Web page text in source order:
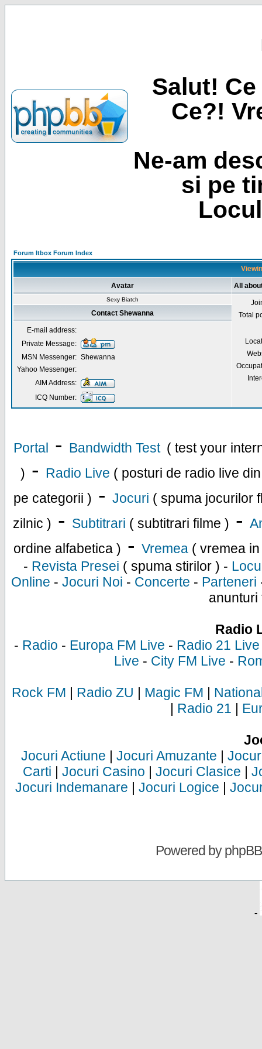
Salut!
Ce?!
Ne-am
si pe
Forum Itbox Forum Index
Avatar All
Sexy Biatch
Total
Contact Shewanna
E-mail address:
Private Message:
MSN Messenger: Shewanna
Yahoo Messenger:
AIM Address:
ICQ Number:
Portal - Bandwidth Test ( test your
) - Radio Live ( posturi de radio live
pe categorii ) - Jocuri ( spuma jocurilor
zilnic ) - Subtitrari ( subtitrari filme ) -
ordine alfabetica ) - Vremea ( vremea
- Revista Presei ( spuma stirilor ) -
Online - Jocuri Noi - Concerte - Parteneri
anunturi
Radio
- Radio - Europa FM Live - Radio 21 Live
Live - City FM Live -
Rock FM | Radio ZU | Magic FM |
| Radio 21 |
Jocuri Actiune | Jocuri Amuzante |
Carti | Jocuri Casino | Jocuri Clasice |
Jocuri Indemanare | Jocuri Logice |
Powered byphpBB
-